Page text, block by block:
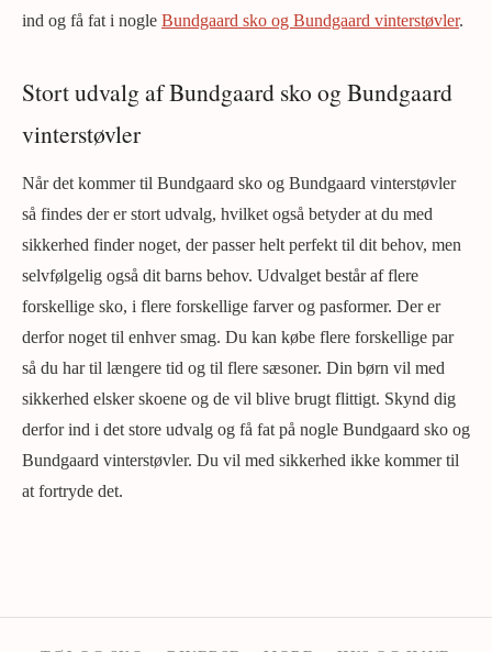
ind og få fat i nogle Bundgaard sko og Bundgaard vinterstøvler.
Stort udvalg af Bundgaard sko og Bundgaard
vinterstøvler
Når det kommer til Bundgaard sko og Bundgaard vinterstøvler
så findes der er stort udvalg, hvilket også betyder at du med
sikkerhed finder noget, der passer helt perfekt til dit behov, men
selvfølgelig også dit barns behov. Udvalget består af flere
forskellige sko, i flere forskellige farver og pasformer. Der er
derfor noget til enhver smag. Du kan købe flere forskellige par
så du har til længere tid og til flere sæsoner. Din børn vil med
sikkerhed elsker skoene og de vil blive brugt flittigt. Skynd dig
derfor ind i det store udvalg og få fat på nogle Bundgaard sko og
Bundgaard vinterstøvler. Du vil med sikkerhed ikke kommer til
at fortryde det.